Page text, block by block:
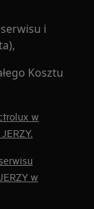
i
Kosztu
w
w